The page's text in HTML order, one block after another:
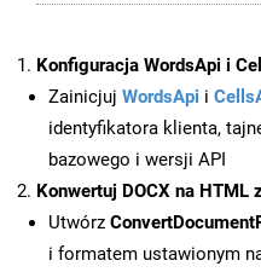
Konfiguracja WordsApi i
Zainicjuj WordsApi i
identyfikatora klienta,
bazowego i wersji API
Konwertuj DOCX na HTML
Utwórz
i formatem ustawionym